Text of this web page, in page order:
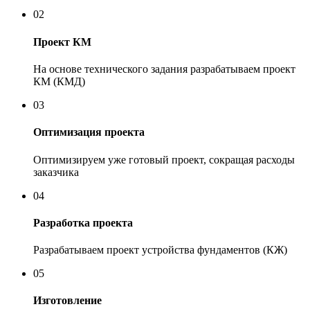
02
Проект КМ
На основе технического задания разрабатываем проект
КМ (КМД)
03
Оптимизация проекта
Оптимизируем уже готовый проект, сокращая расходы
заказчика
04
Разработка проекта
Разрабатываем проект устройства фундаментов (КЖ)
05
Изготовление